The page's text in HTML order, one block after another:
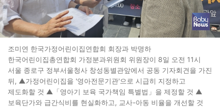
조미연 한국가정어린이집연합회 회장과 박명하
한국어린이집총연합회 가정분과위원회 위원장이 8일 오전 11시
서울 종로구 정부서울청사 창성동별관앞에서 공동 기자회견을 가진
뒤, ▲가정어린이집을 '영아전문기관'으로 시급히 지정하고
제도화할 것 ▲「영아기 보육 국가책임 특별법」을 제정할 것 ▲
보육단가와 급간식비를 현실화하고, 교사-아동 비율을 개선할 것